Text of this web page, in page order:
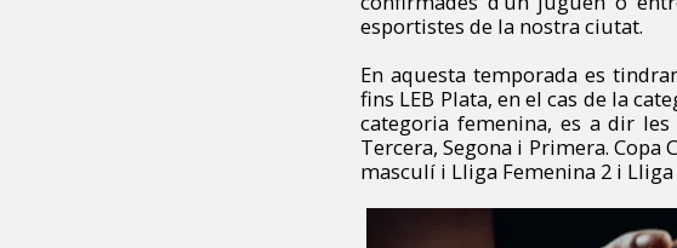
esportistes de la nostra ciutat.
En aquesta temporada es
fins LEB Plata, en el cas de la
categoria femenina, es a dir
Tercera, Segona i Primera. Copa
masculí i Lliga Femenina 2 i